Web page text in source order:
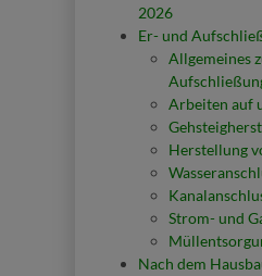
2026
Er- und
Allgemeines
Arbeiten auf
Herstellung
Strom- und
Nach dem